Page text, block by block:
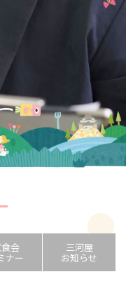
会
ナー
三河屋
お知らせ